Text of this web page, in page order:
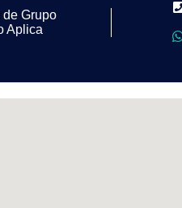
de Grupo
Aplica